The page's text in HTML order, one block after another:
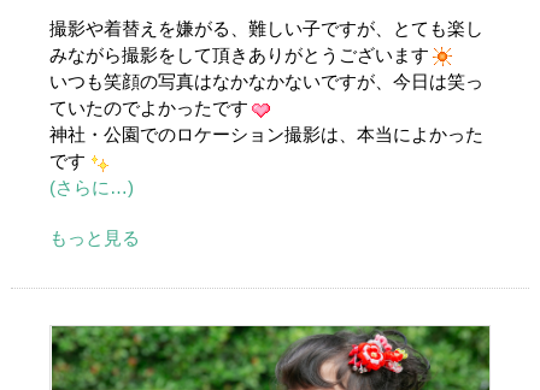
撮影や着替えを嫌がる、難しい子ですが、とても楽し
みながら撮影をして頂きありがとうございます
いつも笑顔の写真はなかなかないですが、今日は笑っ
ていたのでよかったです
神社・公園でのロケーション撮影は、本当によかった
です
(さらに…)
もっと見る